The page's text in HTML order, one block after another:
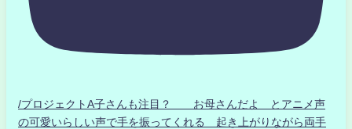
/プロジェクトA子さんも注目？ お母さんだよ とアニメ声
の可愛いらしい声で手を振ってくれる 起き上がりながら両手